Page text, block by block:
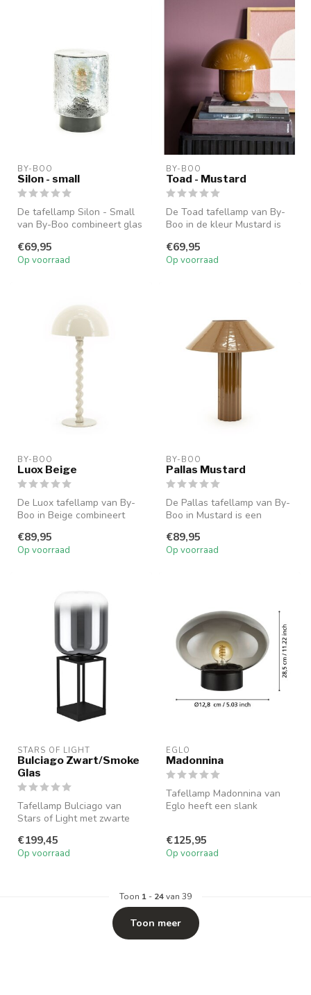
BY-BOO
Silon - small
De tafellamp Silon - Small
van By-Boo combineert glas
€69,95
Op voorraad
BY-BOO
Toad - Mustard
De Toad tafellamp van By-
Boo in de kleur Mustard is
me...
€69,95
Op voorraad
BY-BOO
Luox Beige
De Luox tafellamp van By-
Boo in Beige combineert
mo...
€89,95
Op voorraad
BY-BOO
Pallas Mustard
De Pallas tafellamp van By-
Boo in Mustard is een
geglazuurd ...
€89,95
Op voorraad
STARS OF LIGHT
Bulciago Zwart/Smoke
Glas
Tafellamp Bulciago van
Stars of Light met zwarte
zorgt ...
€199,45
Op voorraad
EGLO
Madonnina
Tafellamp Madonnina van
Eglo heeft een slank
€125,95
Op voorraad
Toon 1 - 24van 39
Toon meer